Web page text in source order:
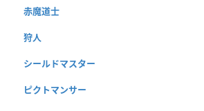
赤魔道士
狩人
シールドマスター
ピクトマンサー